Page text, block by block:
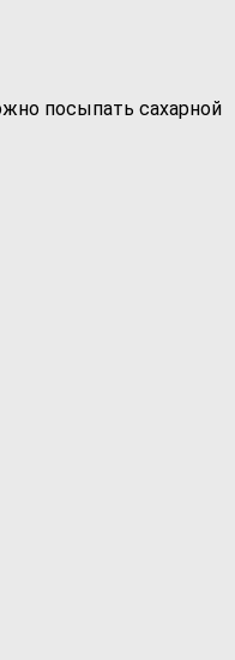
посыпать сахарной